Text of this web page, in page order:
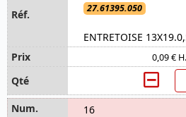
27.61395.050
ENTRETOISE
0,09 €
16